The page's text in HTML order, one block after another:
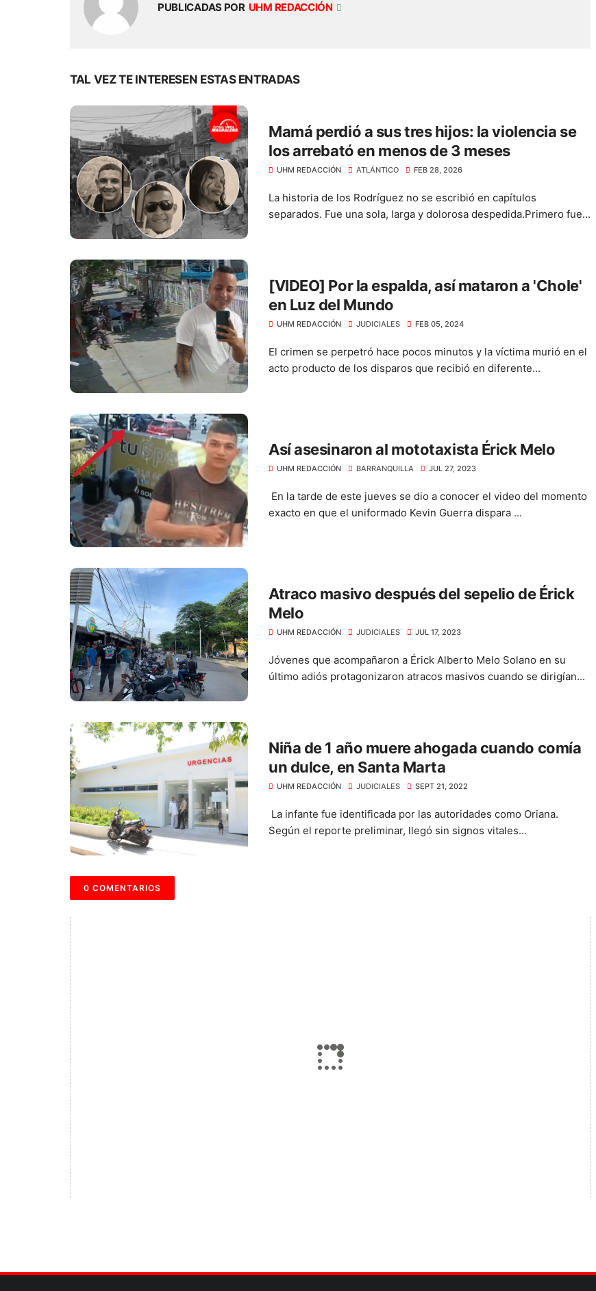
PUBLICADAS POR UHM REDACCIÓN
TAL VEZ TE INTERESEN ESTAS ENTRADAS
Mamá perdió a sus tres hijos: la violencia se
los arrebató en menos de 3 meses
UHM REDACCIÓN ATLÁNTICO FEB 28, 2026
La historia de los Rodríguez no se escribió en capítulos
separados. Fue una sola, larga y dolorosa despedida.Primero fue...
[VIDEO] Por la espalda, así mataron a 'Chole'
en Luz del Mundo
UHM REDACCIÓN JUDICIALES FEB 05, 2024
El crimen se perpetró hace pocos minutos y la víctima murió en el
acto producto de los disparos que recibió en diferente...
Así asesinaron al mototaxista Érick Melo
UHM REDACCIÓN BARRANQUILLA JUL 27, 2023
En la tarde de este jueves se dio a conocer el video del momento
exacto en que el uniformado Kevin Guerra dispara ...
Atraco masivo después del sepelio de Érick
Melo
UHM REDACCIÓN JUDICIALES JUL 17, 2023
Jóvenes que acompañaron a Érick Alberto Melo Solano en su
último adiós protagonizaron atracos masivos cuando se dirigían...
Niña de 1 año muere ahogada cuando comía
un dulce, en Santa Marta
UHM REDACCIÓN JUDICIALES SEPT 21, 2022
La infante fue identificada por las autoridades como Oriana.
Según el reporte preliminar, llegó sin signos vitales...
0 COMENTARIOS